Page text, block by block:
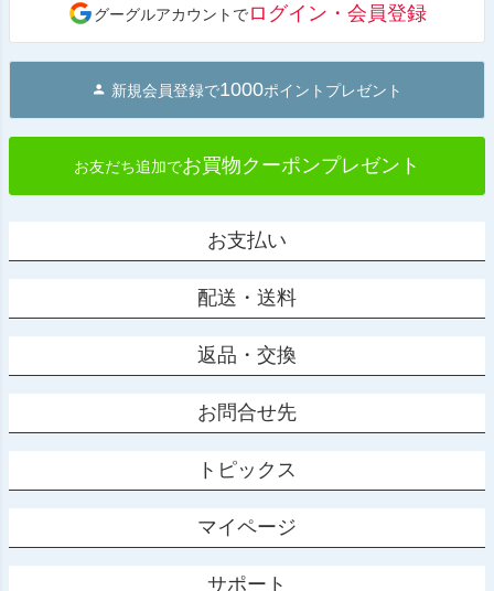
へ
グーグルアカウントでログイン・会員登録
新規会員登録で1000ポイントプレゼント
お友だち追加でお買物クーポンプレゼント
お支払い
配送・送料
返品・交換
お問合せ先
トピックス
マイページ
サポート